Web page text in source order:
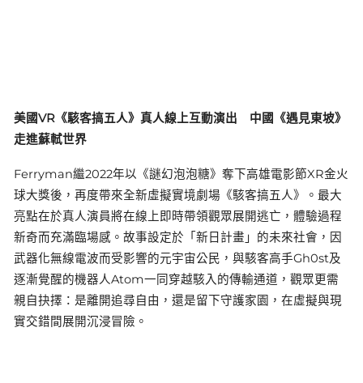
美國VR《駭客搞五人》真人線上互動演出 中國《遇見東坡》
走進蘇軾世界
Ferryman繼2022年以《謎幻泡泡糖》奪下高雄電影節XR金火
球大獎後，再度帶來全新虛擬實境劇場《駭客搞五人》。最大
亮點在於真人演員將在線上即時帶領觀眾展開逃亡，體驗過程
新奇而充滿臨場感。故事設定於「新日計畫」的未來社會，因
武器化無線電波而受影響的元宇宙公民，與駭客高手Gh0st及
逐漸覺醒的機器人Atom一同穿越駭入的傳輸通道，觀眾更需
親自抉擇：是離開追尋自由，還是留下守護家園，在虛擬與現
實交錯間展開沉浸冒險。